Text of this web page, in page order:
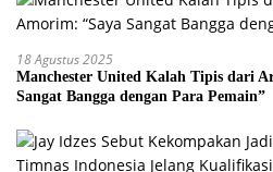
18 Agustus 2025
Manchester United Kalah Tipis dari
Sangat Bangga dengan Para Pemain”